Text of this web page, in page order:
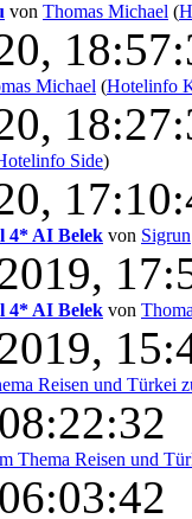
von Thomas Michael (
Michael (Hotelinfo
Side)
4* AI Belek von Sigrun
4* AI Belek von
Reisen und Türkei
Thema Reisen und